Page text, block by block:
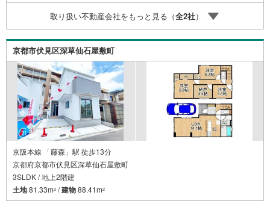
の銀行と繋がりがあるため、最も低金利になるように審査
が可能！4.物件のお引渡し後に必要になったお家のリフォ
ームも弊社のリフォームプランナーがご提案！5.定期的に
ご連絡を繋ぎ、有事の際に迅速にサポートいたします
取り扱い不動産会社をもっと見る（全2社）
京都市伏見区深草仙石屋敷町
京阪本線 「藤森」駅 徒歩13分
京都府京都市伏見区深草仙石屋敷町
3SLDK / 地上2階建
土地81.33m2 /建物88.41m2